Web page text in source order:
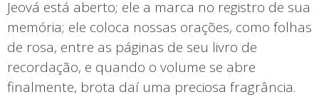
Jeová está aberto; ele a marca no registro de sua
memória; ele coloca nossas orações, como folhas
de rosa, entre as páginas de seu livro de
recordação, e quando o volume se abre
finalmente, brota daí uma preciosa fragrância.